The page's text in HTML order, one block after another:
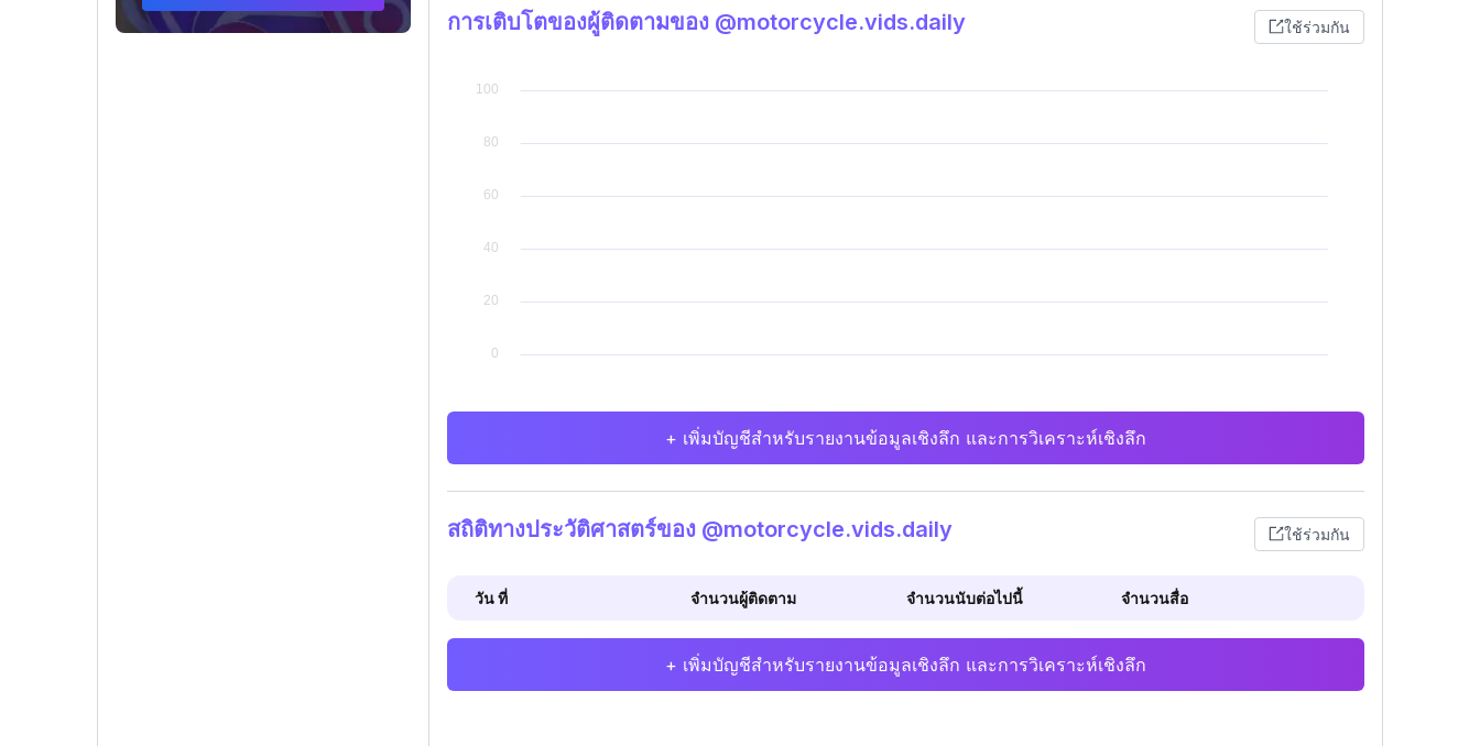
การเติบโตของผู้ติดตามของ @motorcycle.vids.daily ใช้ร่วมกัน
+ เพิ่มบัญชีสำหรับรายงานข้อมูลเชิงลึก และการวิเคราะห์เชิงลึก
สถิติทางประวัติศาสตร์ของ @motorcycle.vids.daily ใช้ร่วมกัน
วัน ที่ จำนวนผู้ติดตาม จำนวนนับต่อไปนี้ จำนวนสื่อ
+ เพิ่มบัญชีสำหรับรายงานข้อมูลเชิงลึก และการวิเคราะห์เชิงลึก